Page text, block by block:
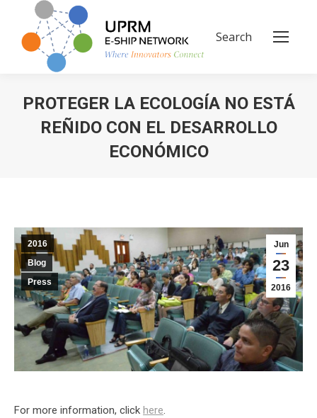
Search:
Search
PROTEGER LA ECOLOGÍA NO ESTÁ
REÑIDO CON EL DESARROLLO
ECONÓMICO
Jun
23
2016
2016
Blog
Press
For more information, click here.